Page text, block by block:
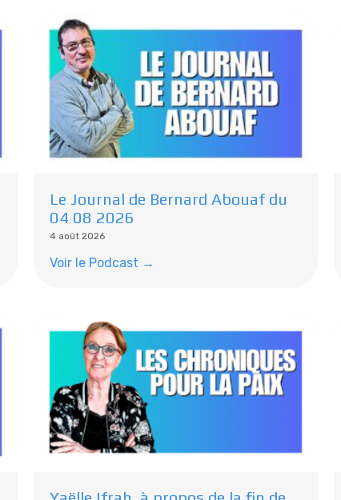
Le Journal de Bernard Abouaf du
04 08 2026
4 août 2026
Voir le Podcast →